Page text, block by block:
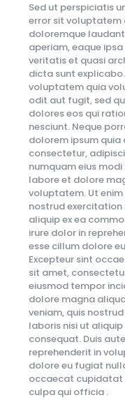
Sed ut perspiciatis
error sit voluptatem
doloremque
aperiam, eaque
veritatis et quasi
dicta sunt
voluptatem quia
odit aut fugit, sed
dolores eos qui
nesciunt. Neque
dolorem ipsum
consectetur,
numquam eius
labore et dolore
voluptatem. Ut enim
nostrud
aliquip ex ea
irure dolor in
esse cillum dolore
Excepteur sint
sit amet,
eiusmod tempor
dolore magna
veniam, quis
laboris nisi ut
consequat. Duis
reprehenderit in
dolore eu fugiat
occaecat cupidatat
culpa qui officia .